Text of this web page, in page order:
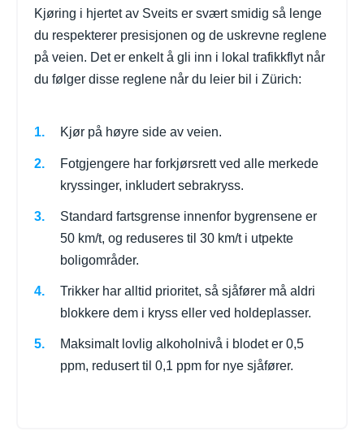
Kjøring i hjertet av Sveits er svært smidig så lenge
du respekterer presisjonen og de uskrevne reglene
på veien. Det er enkelt å gli inn i lokal trafikkflyt når
du følger disse reglene når du leier bil i Zürich:
Kjør på høyre side av veien.
Fotgjengere har forkjørsrett ved alle merkede
kryssinger, inkludert sebrakryss.
Standard fartsgrense innenfor bygrensene er
50 km/t, og reduseres til 30 km/t i utpekte
boligområder.
Trikker har alltid prioritet, så sjåfører må aldri
blokkere dem i kryss eller ved holdeplasser.
Maksimalt lovlig alkoholnivå i blodet er 0,5
ppm, redusert til 0,1 ppm for nye sjåfører.